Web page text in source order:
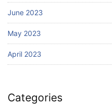
June 2023
May 2023
April 2023
Categories